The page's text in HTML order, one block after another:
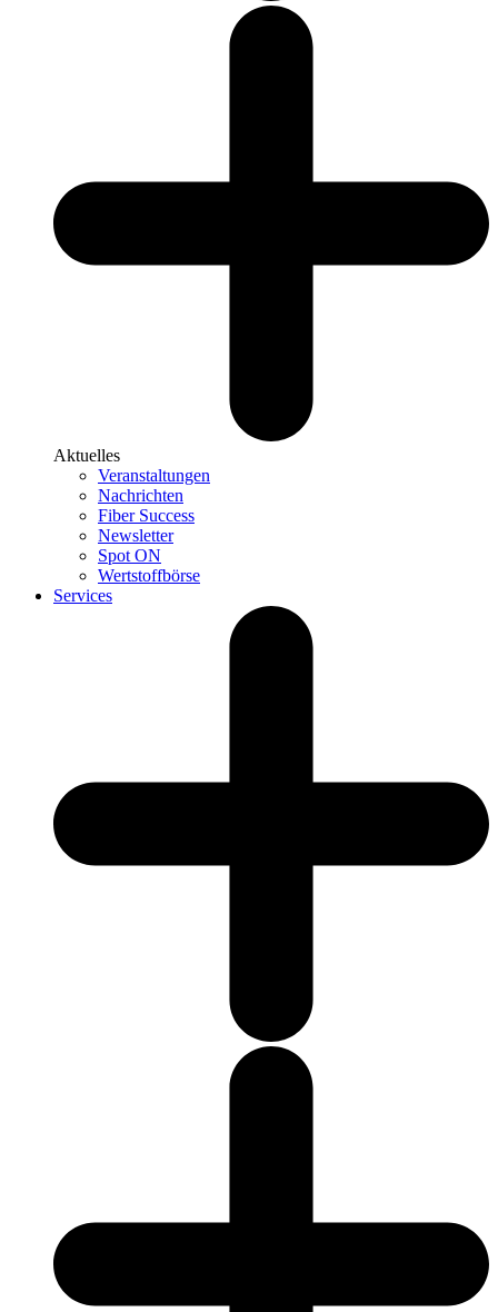
Aktuelles
Veranstaltungen
Nachrichten
Fiber Success
Newsletter
Spot ON
Wertstoffbörse
Services